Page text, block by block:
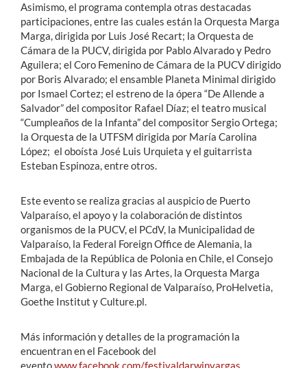
Asimismo, el programa contempla otras destacadas
participaciones, entre las cuales están la Orquesta Marga
Marga, dirigida por Luis José Recart; la Orquesta de
Cámara de la PUCV, dirigida por Pablo Alvarado y Pedro
Aguilera; el Coro Femenino de Cámara de la PUCV dirigido
por Boris Alvarado; el ensamble Planeta Minimal dirigido
por Ismael Cortez; el estreno de la ópera “De Allende a
Salvador” del compositor Rafael Díaz; el teatro musical
“Cumpleaños de la Infanta” del compositor Sergio Ortega;
la Orquesta de la UTFSM dirigida por María Carolina
López; el oboísta José Luis Urquieta y el guitarrista
Esteban Espinoza, entre otros.
Este evento se realiza gracias al auspicio de Puerto
Valparaíso, el apoyo y la colaboración de distintos
organismos de la PUCV, el PCdV, la Municipalidad de
Valparaíso, la Federal Foreign Office de Alemania, la
Embajada de la República de Polonia en Chile, el Consejo
Nacional de la Cultura y las Artes, la Orquesta Marga
Marga, el Gobierno Regional de Valparaíso, ProHelvetia,
Goethe Institut y Culture.pl.
Más información y detalles de la programación la
encuentran en el Facebook del
eventowww.facebook.com/festivaldarwinvargas